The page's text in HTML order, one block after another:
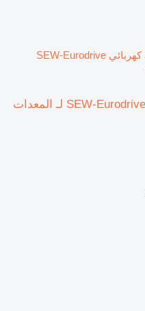
محرك كهربائي SEW-Eurodrive
محرك كهربائي SEW-Eurodrive RF60DT90S4BN لـ المعدات